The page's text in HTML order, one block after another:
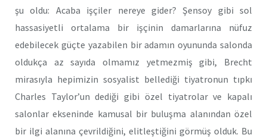
şu oldu: Acaba işçiler nereye gider? Şensoy gibi sol
hassasiyetli ortalama bir işçinin damarlarına nüfuz
edebilecek güçte yazabilen bir adamın oyununda salonda
oldukça az sayıda olmamız yetmezmiş gibi, Brecht
mirasıyla hepimizin sosyalist bellediği tiyatronun tıpkı
Charles Taylor’un dediği gibi özel tiyatrolar ve kapalı
salonlar ekseninde kamusal bir buluşma alanından özel
bir ilgi alanına çevrildiğini, elitleştiğini görmüş olduk. Bu